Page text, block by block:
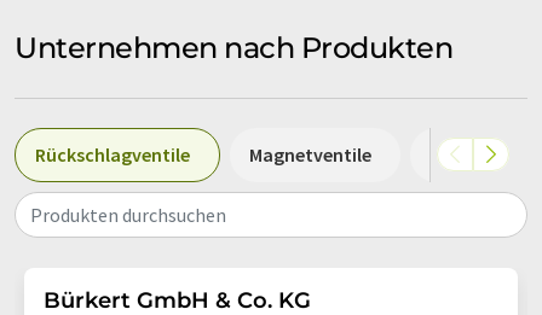
Unternehmen nach Produkten
Rückschlagventile Magnetventile Sperrventile
Produkten durchsuchen
Bürkert GmbH & Co. KG